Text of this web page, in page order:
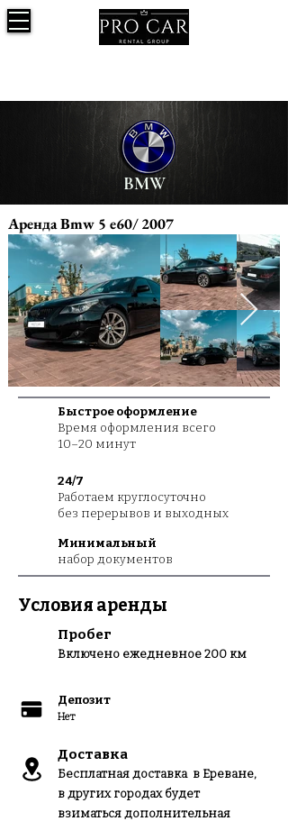
BMW
Аренда Bmw 5 e60/ 2007
Быстрое оформление
Время оформления всего
10–20 минут
24/7
Работаем круглосуточно
без перерывов и выходных
Минимальный
набор документов
Условия аренды
Пробег
Включено ежедневное 200 км
Депозит
Нет
Доставка
Бесплатная доставка в Ереване,
в других городах будет
взиматься дополнительная